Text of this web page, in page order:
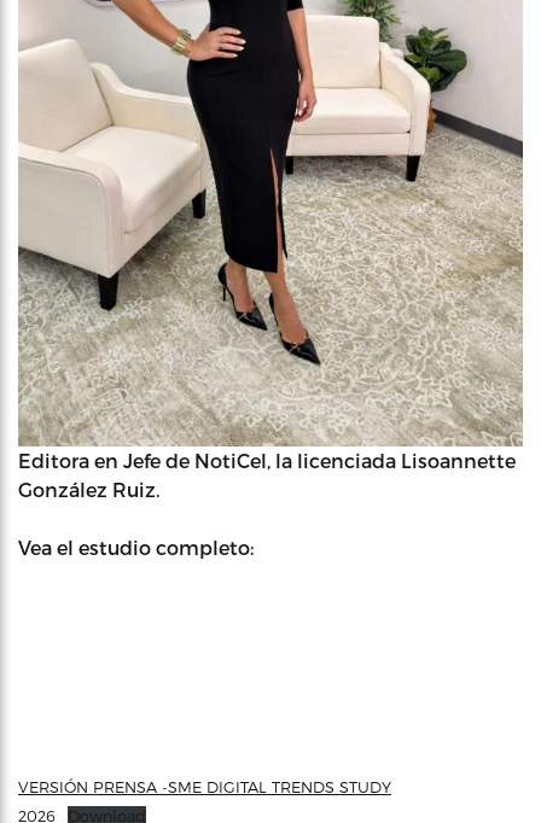
Editora en Jefe de NotiCel, la licenciada Lisoannette
González Ruiz.
Vea el estudio completo:
VERSIÓN PRENSA -SME DIGITAL TRENDS STUDY
2026
Download